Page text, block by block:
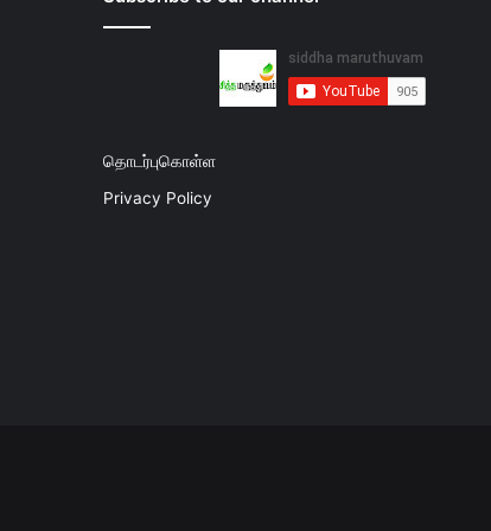
தொடர்புகொள்ள
Privacy Policy